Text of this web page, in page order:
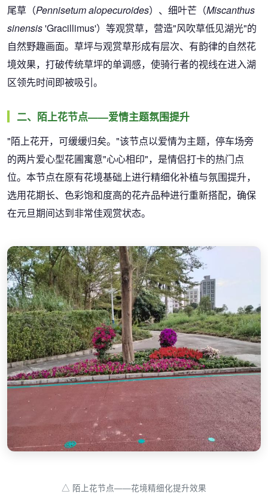
尾草（Pennisetum alopecuroides）、细叶芒（Miscanthus
sinensis'Gracillimus'）等观赏草，营造"风吹草低见湖光"的
自然野趣画面。草坪与观赏草形成有层次、有韵律的自然花
境效果，打破传统草坪的单调感，使骑行者的视线在进入湖
区领先时间即被吸引。
二、陌上花节点——爱情主题氛围提升
"陌上花开，可缓缓归矣。"该节点以爱情为主题，停车场旁
的两片爱心型花圃寓意"心心相印"，是情侣打卡的热门点
位。本节点在原有花境基础上进行精细化补植与氛围提升，
选用花期长、色彩饱和度高的花卉品种进行重新搭配，确保
在元旦期间达到非常佳观赏状态。
△ 陌上花节点——花境精细化提升效果